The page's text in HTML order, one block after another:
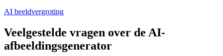
AI beeldvergroting
Veelgestelde vragen over de AI-
afbeeldingsgenerator